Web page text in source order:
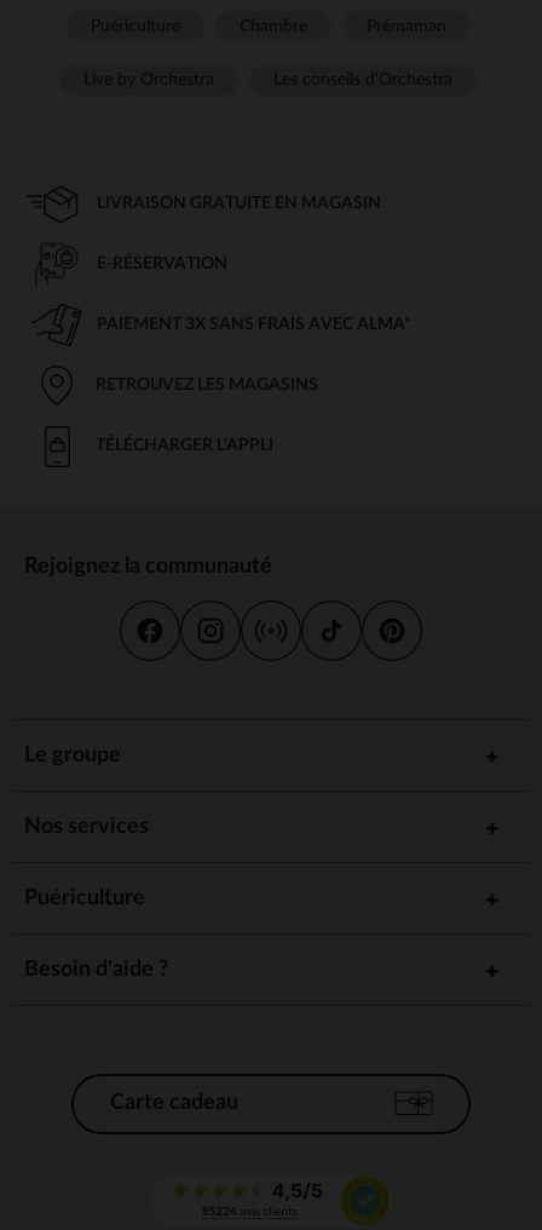
LIVRAISON GRATUITE EN MAGASIN
E-RÉSERVATION
PAIEMENT 3X SANS FRAIS AVEC ALMA*
RETROUVEZ LES MAGASINS
TÉLÉCHARGER L'APPLI
Rejoignez la communauté
Le groupe
Nos services
Puériculture
Besoin d'aide ?
Carte cadeau